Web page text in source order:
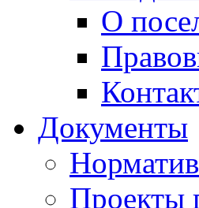
О
Документы
Проекты